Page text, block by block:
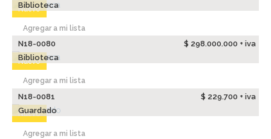
Nuevo
Biblioteca
Agregar a mi lista
Nuevo
N18-0080
$ 298.000.000 + iva
Biblioteca
Agregar a mi lista
Nuevo
N18-0081
$ 229.700 + iva
Guardado
Agregar a mi lista